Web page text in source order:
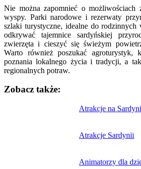
Nie można zapomnieć o możliwościach
wyspy. Parki narodowe i rezerwaty
szlaki turystyczne, idealne do
odkrywać tajemnice sardyńskiej
zwierzęta i cieszyć się świeżym
Warto również poszukać agroturystyk,
poznania lokalnego życia i tradycji, a
regionalnych potraw.
Zobacz także:
Atrakcje na
Atrakcje Sardynii
Animatorzy dla